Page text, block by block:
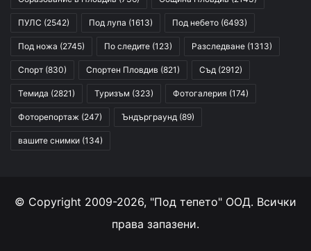
ПУЛС (2542) Под лупа (1613) Под небето (6493)
Под ножа (2745) По следите (123) Разследване (1313)
Спорт (830) Спортен Пловдив (821) Съд (2912)
Темида (2821) Туризъм (323) Фотогалерия (174)
Фоторепортаж (247) Ъндърграунд (89)
вашите снимки (134)
© Copyright 2009-2026, "Под тепето" ООД. Всички
права запазени.